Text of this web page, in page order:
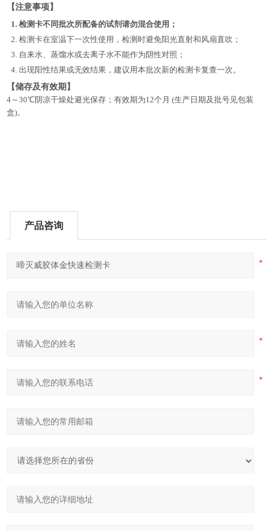
【注意事项】
1.检测卡不同批次所配备的试剂请勿混合使用；
2.检测卡在室温下一次性使用，检测时避免阳光直射和风扇直吹；
3. 自来水、蒸馏水或去离子水不能作为阴性对照；
4.出现阳性结果或无效结果，建议用本批次新的检测卡复查一次。
【储存及有效期】
4～30℃阴凉干燥处避光保存；有效期为12个月 (生产日期及批号见包装
盒)。
产品咨询